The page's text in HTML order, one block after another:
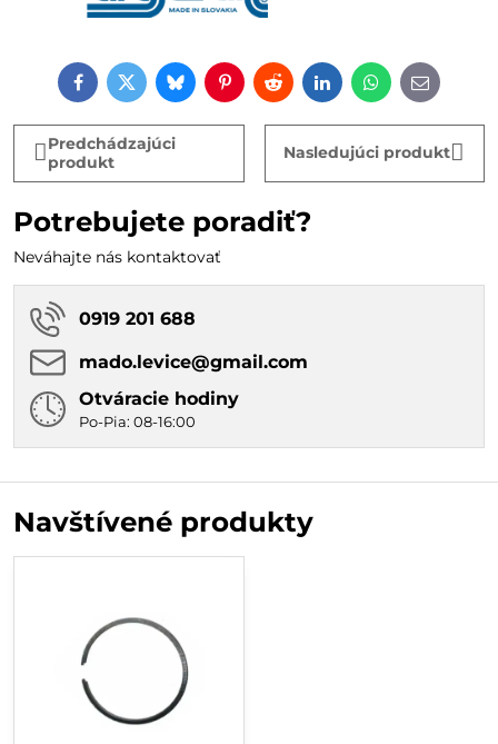
FacebookTwitterBlueskyPinterestRedditLinkedInWhatsApp
E-
mail
Predchádzajúci
produkt
Nasledujúci produkt
Potrebujete poradiť?
Neváhajte nás kontaktovať
0919 201 688
mado​.levice​@gmail​.com
Otváracie hodiny
Po-Pia: 08-16:00
Navštívené produkty